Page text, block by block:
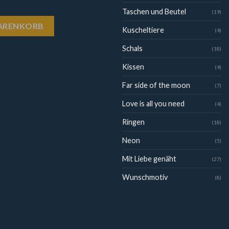
Taschen und Beutel (19)
Kuscheltiere (4)
Schals (18)
Kissen (4)
Far side of the moon (7)
Love is all you need (4)
Ringen (18)
Neon (5)
Mit Liebe genäht (27)
Wunschmotiv (8)